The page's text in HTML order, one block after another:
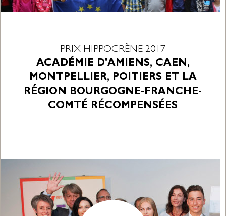
PRIX HIPPOCRÈNE 2017
ACADÉMIE D'AMIENS, CAEN,
MONTPELLIER, POITIERS ET LA
RÉGION BOURGOGNE-FRANCHE-
COMTÉ RÉCOMPENSÉES